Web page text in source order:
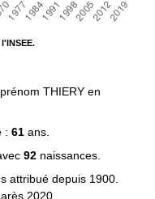
THIERY en
: 61 ans.
92 naissances.
attribué depuis 1900.
2020.